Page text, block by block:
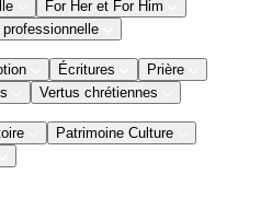
For Her et For Him
Écritures
Prière
Vertus chrétiennes
Patrimoine Culture